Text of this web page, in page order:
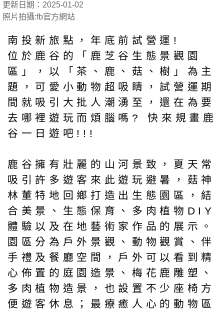
更新日期：2025-01-02
照片拍攝:fb官方網站
南投新旅點，年底前試營運!
位於鹿谷的「鹿芝谷生態景觀園
區」，以「茶、鹿、菇、樹」為主
題，可愛小動物超吸睛，試營運期
間就吸引大批人潮湧至，還在為要
去哪裡遊玩而煩腦嗎? 快來規畫鹿
谷一日遊吧!!!
鹿谷擁有壯麗的山河景致，夏天常
吸引許多遊客來此遊玩避暑，菇神
林董特地回鄉打造出生態園區，結
合美景、生態保育、多肉植物DIY
體驗以及在地藝術家作品的展示。
園區分為戶外景觀、動物觀賞、伴
手禮及餐廳空間，戶外可以看到精
心佈置的庭園造景、梅花鹿雕塑、
多肉植物造景，也設置不少座椅方
便遊客休息；最療癒人心的動物區